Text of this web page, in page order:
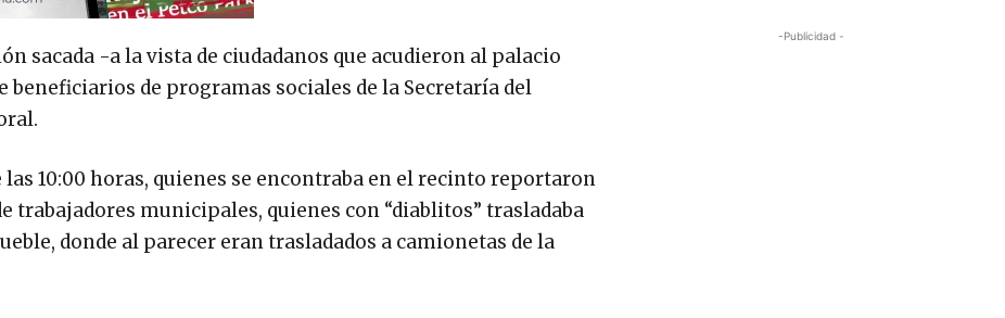
sacada -a la vista de ciudadanos que acudieron al palacio
de programas sociales de la Secretaría del
10:00 horas, quienes se encontraba en el recinto reportaron
municipales, quienes con “diablitos” trasladaba
donde al parecer eran trasladados a camionetas de la
-Publicidad -